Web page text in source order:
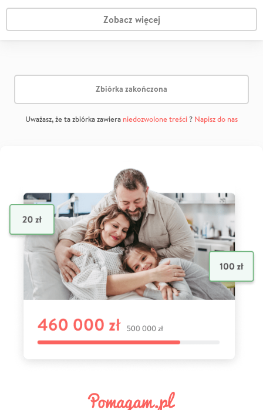
Zobacz więcej
Zbiórka zakończona
Uważasz, że ta zbiórka zawiera niedozwolone treści? Napisz do nas